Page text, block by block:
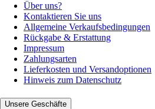
Über uns?
Kontaktieren Sie uns
Allgemeine Verkaufsbedingungen
Rückgabe & Erstattung
Impressum
Zahlungsarten
Lieferkosten und Versandoptionen
Hinweis zum Datenschutz
Unsere Geschäfte